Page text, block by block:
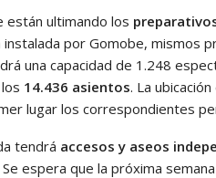
están ultimando los
instalada por Gomobe,
una capacidad de 1.248
14.436 asientos. La
lugar los correspondientes
tendrá accesos y aseos
espera que la próxima